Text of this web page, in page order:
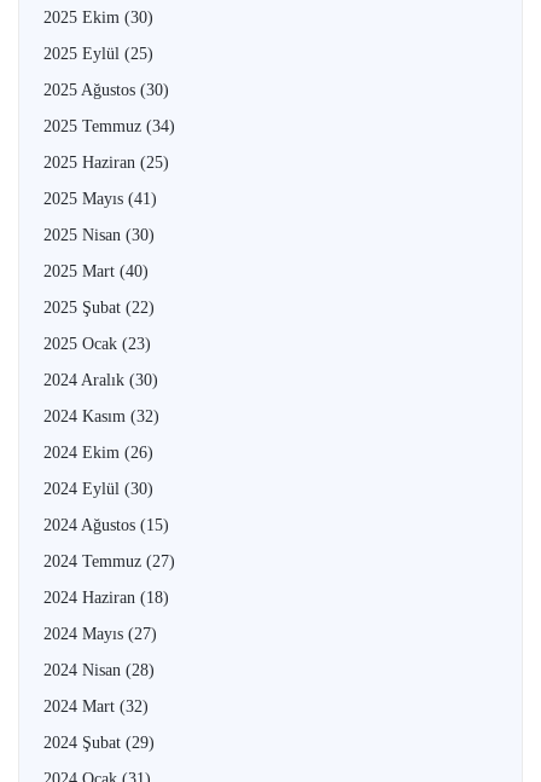
2025 Ekim (30)
2025 Eylül (25)
2025 Ağustos (30)
2025 Temmuz (34)
2025 Haziran (25)
2025 Mayıs (41)
2025 Nisan (30)
2025 Mart (40)
2025 Şubat (22)
2025 Ocak (23)
2024 Aralık (30)
2024 Kasım (32)
2024 Ekim (26)
2024 Eylül (30)
2024 Ağustos (15)
2024 Temmuz (27)
2024 Haziran (18)
2024 Mayıs (27)
2024 Nisan (28)
2024 Mart (32)
2024 Şubat (29)